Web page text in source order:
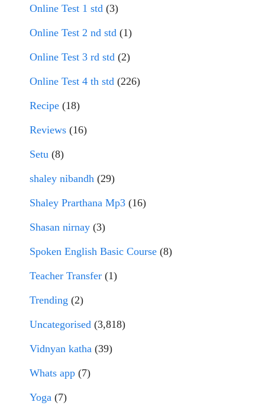
Online Test 1 std (3)
Online Test 2 nd std (1)
Online Test 3 rd std (2)
Online Test 4 th std (226)
Recipe (18)
Reviews (16)
Setu (8)
shaley nibandh (29)
Shaley Prarthana Mp3 (16)
Shasan nirnay (3)
Spoken English Basic Course (8)
Teacher Transfer (1)
Trending (2)
Uncategorised (3,818)
Vidnyan katha (39)
Whats app (7)
Yoga (7)